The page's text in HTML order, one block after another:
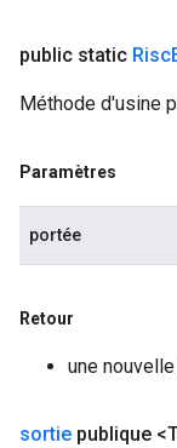
public static Risc
Méthode d'usine
Paramètres
portée
Retour
une
sortie publique